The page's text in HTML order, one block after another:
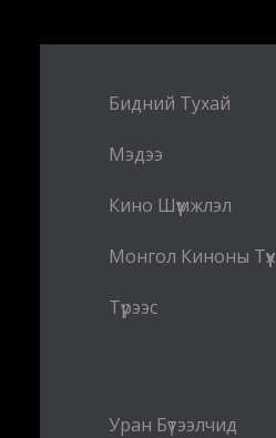
Бидний Тухай
Мэдээ
Кино Шүүмжлэл
Монгол Киноны Түүх
Түрээс
Уран Бүтээлчид